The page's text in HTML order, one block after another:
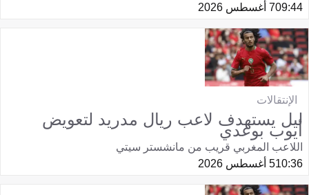
09:447 أغسطس 2026
الإنتقالات
ليل يستهدف لاعب ريال مدريد لتعويض
أيوب بوعدي
اللاعب المغربي قريب من مانشستر سيتي
10:365 أغسطس 2026